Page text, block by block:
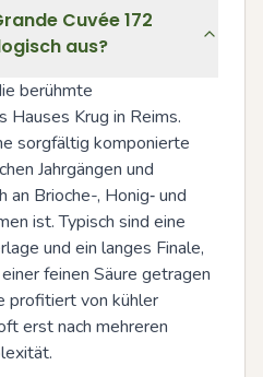
Cuvée 172
aus?
berühmte
Hauses Krug in Reims.
sorgfältig komponierte
Jahrgängen und
an Brioche-, Honig‑ und
ist. Typisch sind eine
und ein langes Finale,
feinen Säure getragen
profitiert von kühler
erst nach mehreren